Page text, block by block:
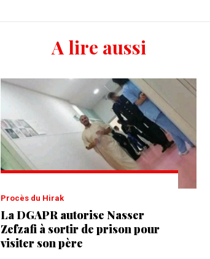
A lire aussi
Procès du Hirak
La DGAPR autorise Nasser
Zefzafi à sortir de prison pour
visiter son père